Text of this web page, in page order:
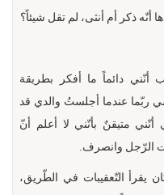
أنّه ذكر أم أنثى، لم تقل شيئاً؟
أنّني دائماً ما أفكر بطريقة
ربّما عندما أجلستُ والدي قد
متيقنٌ بأنّني لا أعلم أنّ
الرّجل وانصرف.
يقرأ التّعقيبات في الطّريق،